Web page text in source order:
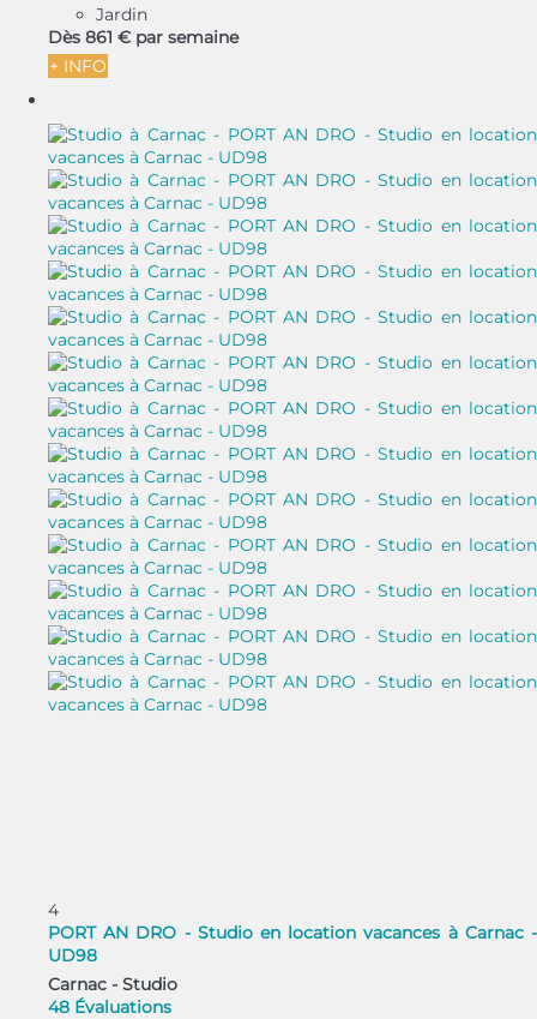
Jardin
Dès 861 € par semaine
+ INFO
4
PORT AN DRO - Studio en location vacances à Carnac -
UD98
Carnac - Studio
48 Évaluations